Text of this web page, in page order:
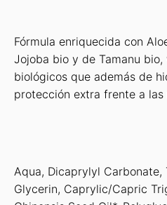
Fórmula enriquecida con
Jojoba bio y de Tamanu
biológicos que además de
protección extra frente a las
Aqua, Dicaprylyl Carbonate,
Glycerin, Caprylic/Capric